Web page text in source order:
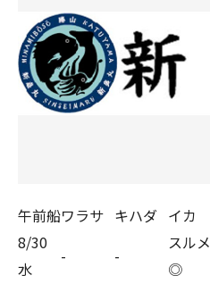
午前船ワラサ キハダ イカ
8/30
水
- -
スルメ
◎